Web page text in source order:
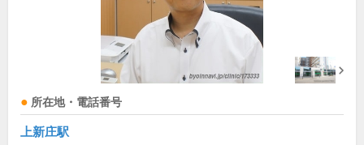
所在地・電話番号
上新庄駅